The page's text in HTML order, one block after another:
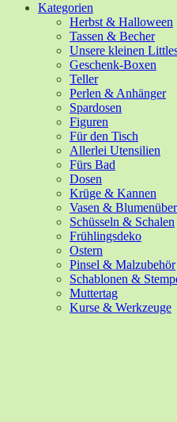
Kategorien
Herbst & Halloween
Tassen & Becher
Unsere kleinen
Geschenk-Boxen
Teller
Perlen & Anhänger
Spardosen
Figuren
Für den Tisch
Allerlei Utensilien
Fürs Bad
Dosen
Krüge & Kannen
Vasen &
Schüsseln & Schalen
Frühlingsdeko
Ostern
Pinsel & Malzubehör
Schablonen &
Muttertag
Kurse & Werkzeuge